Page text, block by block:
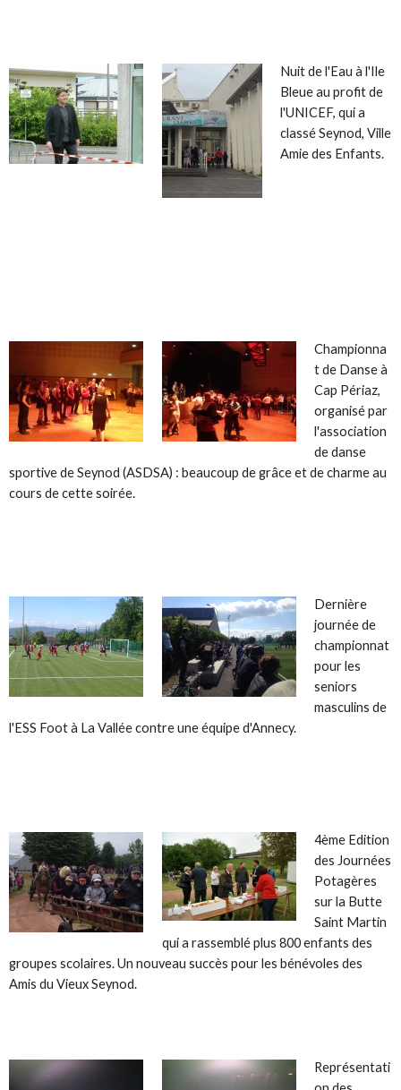
Nuit de l'Eau à l'Ile
Bleue au profit de
l'UNICEF, qui a
classé Seynod, Ville
Amie des Enfants.
Championna
t de Danse à
Cap Périaz,
organisé par
l'association
de danse
sportive de Seynod (ASDSA) : beaucoup de grâce et de charme au
cours de cette soirée.
Dernière
journée de
championnat
pour les
seniors
masculins de
l'ESS Foot à La Vallée contre une équipe d'Annecy.
4ème Edition
des Journées
Potagères
sur la Butte
Saint Martin
qui a rassemblé plus 800 enfants des
groupes scolaires. Un nouveau succès pour les bénévoles des
Amis du Vieux Seynod.
Représentati